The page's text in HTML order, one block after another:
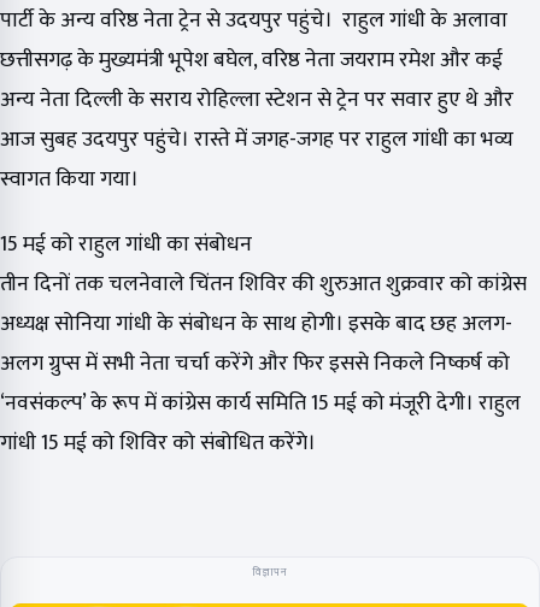
पार्टी के अन्य वरिष्ठ नेता ट्रेन से उदयपुर पहुंचे। राहुल गांधी के अलावा
छत्तीसगढ़ के मुख्यमंत्री भूपेश बघेल, वरिष्ठ नेता जयराम रमेश और कई
अन्य नेता दिल्ली के सराय रोहिल्ला स्टेशन से ट्रेन पर सवार हुए थे और
आज सुबह उदयपुर पहुंचे। रास्ते में जगह-जगह पर राहुल गांधी का भव्य
स्वागत किया गया।
15 मई को राहुल गांधी का संबोधन
तीन दिनों तक चलनेवाले चिंतन शिविर की शुरुआत शुक्रवार को कांग्रेस
अध्यक्ष सोनिया गांधी के संबोधन के साथ होगी। इसके बाद छह अलग-
अलग ग्रुप्स में सभी नेता चर्चा करेंगे और फिर इससे निकले निष्कर्ष को
‘नवसंकल्प’ के रूप में कांग्रेस कार्य समिति 15 मई को मंजूरी देगी। राहुल
गांधी 15 मई को शिविर को संबोधित करेंगे।
विज्ञापन